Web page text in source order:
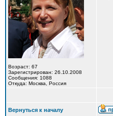
Возраст: 67
Зарегистрирован: 26.10.2008
Сообщения: 1088
Откуда: Москва, Россия
Вернуться к началу